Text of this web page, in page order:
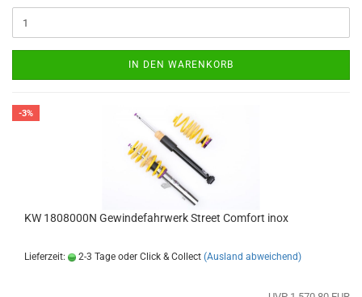
IN DEN WARENKORB
-3%
KW 1808000N Gewindefahrwerk Street Comfort inox
Lieferzeit: 2-3 Tage oder Click & Collect (Ausland abweichend)